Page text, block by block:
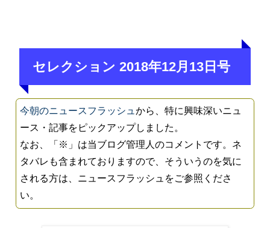
セレクション 2018年12月13日号
今朝のニュースフラッシュから、特に興味深いニュ
ース・記事をピックアップしました。
なお、「※」は当ブログ管理人のコメントです。ネ
タバレも含まれておりますので、そういうのを気に
される方は、ニュースフラッシュをご参照くださ
い。